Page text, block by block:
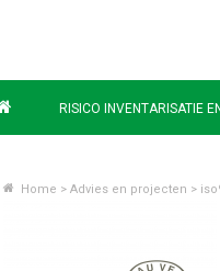
RISICO INVENTARISATIE
Home > Advies en projecten >